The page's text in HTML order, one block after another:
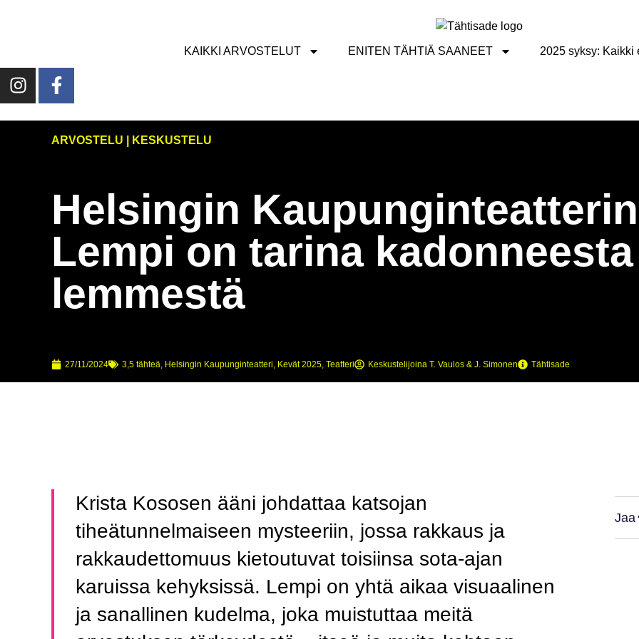
KAIKKI ARVOSTELUT ENITEN TÄHTIÄ SAANEET 2025 syksy: Kaikki
ARVOSTELU | KESKUSTELU
Helsingin Kaupunginteatterin
Lempi on tarina kadonneesta
lemmestä
27/11/2024 3,5 tähteä, Helsingin Kaupunginteatteri, Kevät 2025, Teatteri KeskustelijoinaT. Vaulos & J. Simonen Tähtisade
Krista Kososen ääni johdattaa katsojan
tiheätunnelmaiseen mysteeriin, jossa rakkaus ja
rakkaudettomuus kietoutuvat toisiinsa sota-ajan
karuissa kehyksissä. Lempi on yhtä aikaa visuaalinen
ja sanallinen kudelma, joka muistuttaa meitä
Jaa